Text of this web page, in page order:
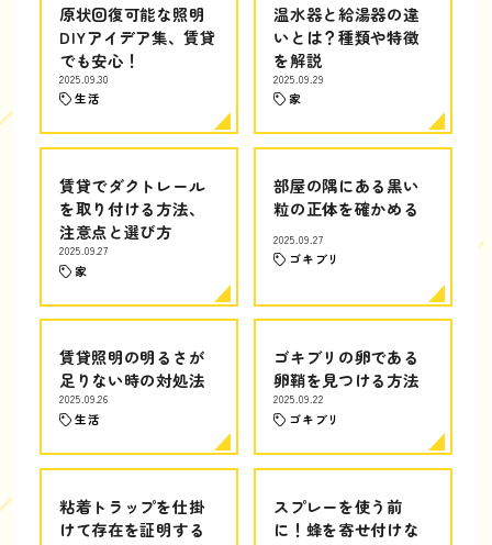
原状回復可能な照明
DIYアイデア集、賃貸
でも安心！
2025.09.30
生活
温水器と給湯器の違
いとは？種類や特徴
を解説
2025.09.29
家
賃貸でダクトレール
を取り付ける方法、
注意点と選び方
2025.09.27
家
部屋の隅にある黒い
粒の正体を確かめる
2025.09.27
ゴキブリ
賃貸照明の明るさが
足りない時の対処法
2025.09.26
生活
ゴキブリの卵である
卵鞘を見つける方法
2025.09.22
ゴキブリ
粘着トラップを仕掛
けて存在を証明する
スプレーを使う前
に！蜂を寄せ付けな